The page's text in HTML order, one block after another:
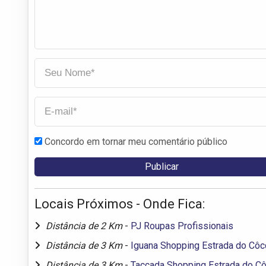
Concordo em tornar meu comentário público
Locais Próximos - Onde Fica:
Distância de 2 Km - PJ Roupas Profissionais
Distância de 3 Km - Iguana Shopping Estrada do